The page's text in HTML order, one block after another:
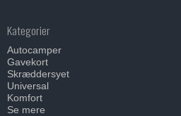
Kategorier
Autocamper
Gavekort
Skræddersyet
Universal
Komfort
Se mere